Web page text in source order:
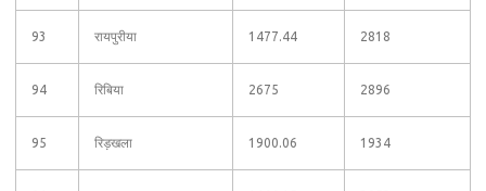
93 रायपुरीया 1477.44 2818
94 रिबिया 2675 2896
95 रिड़खला 1900.06 1934